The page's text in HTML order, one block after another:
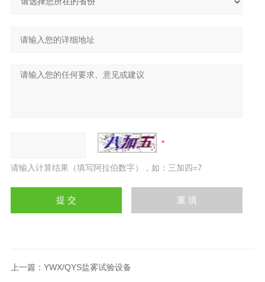
请输入计算结果（填写阿拉伯数字），如：三加四=7
上一篇： YWX/QYS盐雾试验设备